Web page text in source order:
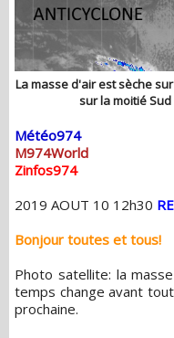
La masse d'air est sèche
sur la moitié
Météo974
M974World
Zinfos974
2019 AOUT 10 12h30
Bonjour toutes et tous!
Photo satellite: la
temps change avant
prochaine.